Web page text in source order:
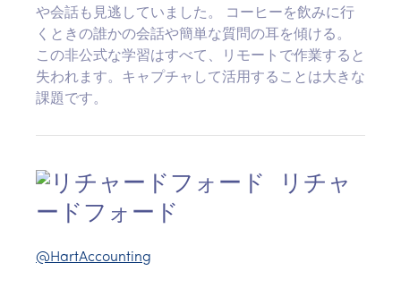
や会話も見逃していました。 コーヒーを飲みに行
くときの誰かの会話や簡単な質問の耳を傾ける。
この非公式な学習はすべて、リモートで作業すると
失われます。キャプチャして活用することは大きな
課題です。
リチャ
ードフォード
@HartAccounting